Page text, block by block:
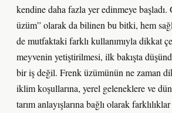
kendine daha fazla yer edinmeye başladı.
üzüm” olarak da bilinen bu bitki, hem
de mutfaktaki farklı kullanımıyla dikkat
meyvenin yetiştirilmesi, ilk bakışta
bir iş değil. Frenk üzümünün ne zaman
iklim koşullarına, yerel geleneklere ve
tarım anlayışlarına bağlı olarak